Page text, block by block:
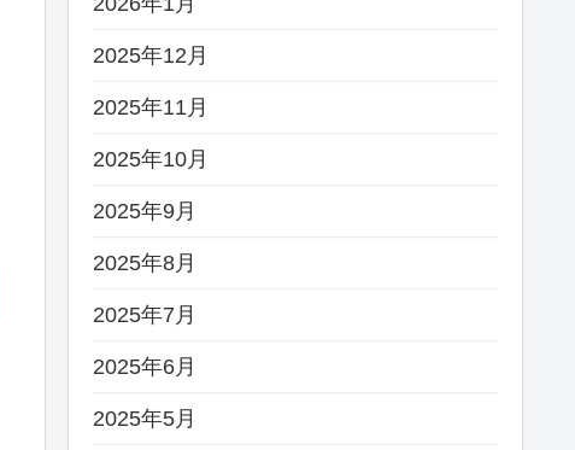
2025年12月
2025年11月
2025年10月
2025年9月
2025年8月
2025年7月
2025年6月
2025年5月